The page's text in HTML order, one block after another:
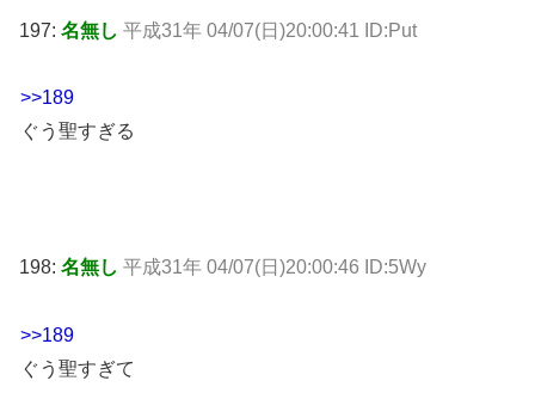
197: 名無し 平成31年 04/07(日)20:00:41 ID:Put
>>189
ぐう聖すぎる
198: 名無し 平成31年 04/07(日)20:00:46 ID:5Wy
>>189
ぐう聖すぎて